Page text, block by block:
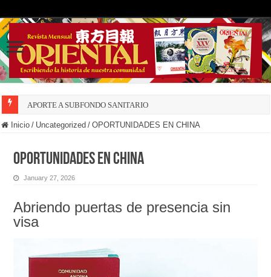
APORTE A SUBFONDO SANITARIO
Inicio / Uncategorized / OPORTUNIDADES EN CHINA
OPORTUNIDADES EN CHINA
January 27, 2026
Abriendo puertas de presencia sin
visa